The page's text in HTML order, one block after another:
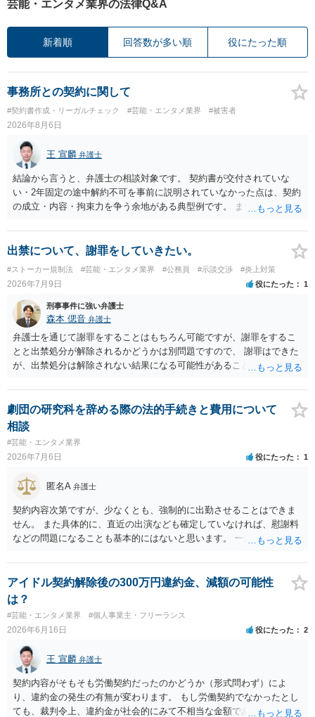
芸能・エンタメ業界の法律Q&A
新着順 回答数が多い順 役にたった順
事務所との契約に関して
#契約書作成・リーガルチェック #芸能・エンタメ業界 #被害者
2026年8月6日
王 宣麟 弁護士
結論から言うと、弁護士の相談対象です。 契約書が交付されていな
い・2年固定の途中解約不可を事前に説明されていなかった点は、契約
の成立・内容・拘束力を争う余地がある典型例です。 まずは、運営と
みてはいかがでしょうか。 また同時並行で（もしまだされていないの
であれば）書面で退所意思の明確化はしておくべきだと考えます。
出禁について、謝罪をしていきたい。
#ストーカー規制法 #芸能・エンタメ業界 #公務員 #示談交渉 #炎上対策
2026年7月9日 役にたった 1
刑事事件に強い弁護士
森本 偲音 弁護士
弁護士を通じて謝罪をすることはもちろん可能ですが、謝罪をするこ
とと出禁処分が解除されるかどうかは別問題ですので、 謝罪はできた
が、出禁処分は解除されない結果になる可能性があることを踏まえた
劇団の研究科を辞める際の法的手続きと費用について
相談
#芸能・エンタメ業界
2026年7月6日 役にたった 1
匿名A 弁護士
契約内容次第ですが、少なくとも、強制的に出勤させることはできま
せん。 また具体的に、直近の出演なども確定していなければ、慰謝料
などの問題になることも基本的にはないと思います。 一応はメールを
るなら、郵便でも送っておけばよいでしょう。
アイドル契約解除後の300万円違約金、減額の可能性
は？
#芸能・エンタメ業界 #個人事業主・フリーランス
2026年6月16日 役にたった 2
王 宣麟 弁護士
契約内容がそもそも労働契約だったのかどうか（形式問わず）によ
り、違約金の発生の有無が変わります。 もし労働契約でなかったとし
ても、裁判令上、違約金が社会的にみて不相当な金額である場合は無